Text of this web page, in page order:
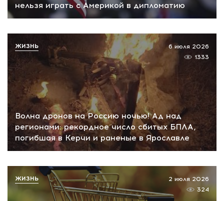
нельзя играть с Америкой в дипломатию
Волна дронов на Россию ночью! Ад над
регионами: рекордное число сбитых БПЛА,
погибшая в Керчи и раненые в Ярославле
6 июля 2026
1333
ЖИЗНЬ
2 июля 2026
324
ЖИЗНЬ